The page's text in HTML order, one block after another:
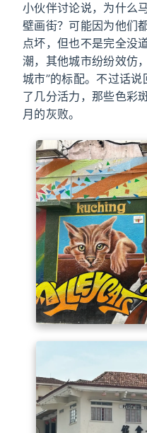
小伙伴讨论说，为什么
壁画街？可能因为他们
点坏，但也不是完全
潮，其他城市纷纷效仿
城市”的标配。不过话
了几分活力，那些色彩
月的灰败。